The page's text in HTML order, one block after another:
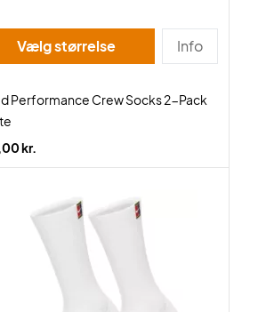
Vælg størrelse Info
Performance Crew Socks 2-Pack
kr.